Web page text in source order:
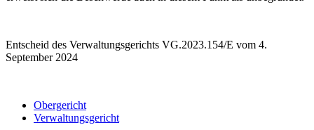
Entscheid des Verwaltungsgerichts VG.2023.154/E vom 4.
September 2024
Obergericht
Verwaltungsgericht